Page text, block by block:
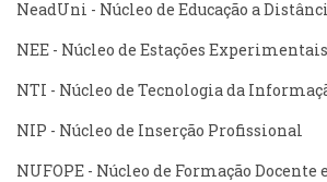
NeadUni - Núcleo de Educação a
NEE - Núcleo de Estações Experimentais
NTI - Núcleo de Tecnologia da
NIP - Núcleo de Inserção Profissional
NUFOPE - Núcleo de Formação